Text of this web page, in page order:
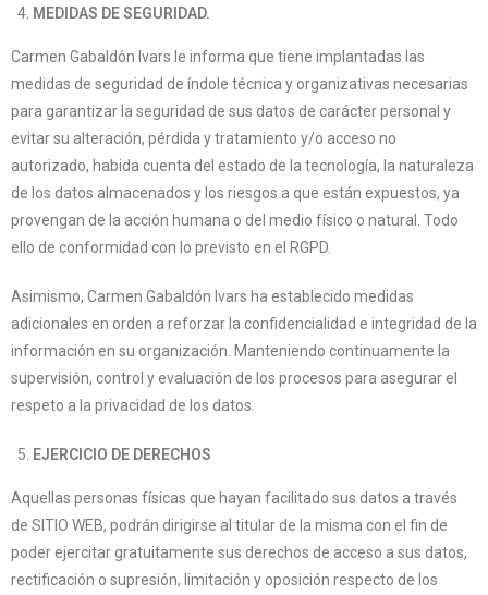
MEDIDAS DE SEGURIDAD.
Carmen Gabaldón Ivars le informa que tiene implantadas las
medidas de seguridad de índole técnica y organizativas necesarias
para garantizar la seguridad de sus datos de carácter personal y
evitar su alteración, pérdida y tratamiento y/o acceso no
autorizado, habida cuenta del estado de la tecnología, la naturaleza
de los datos almacenados y los riesgos a que están expuestos, ya
provengan de la acción humana o del medio físico o natural. Todo
ello de conformidad con lo previsto en el RGPD.
Asimismo, Carmen Gabaldón Ivars ha establecido medidas
adicionales en orden a reforzar la confidencialidad e integridad de la
información en su organización. Manteniendo continuamente la
supervisión, control y evaluación de los procesos para asegurar el
respeto a la privacidad de los datos.
EJERCICIO DE DERECHOS
Aquellas personas físicas que hayan facilitado sus datos a través
de SITIO WEB, podrán dirigirse al titular de la misma con el fin de
poder ejercitar gratuitamente sus derechos de acceso a sus datos,
rectificación o supresión, limitación y oposición respecto de los